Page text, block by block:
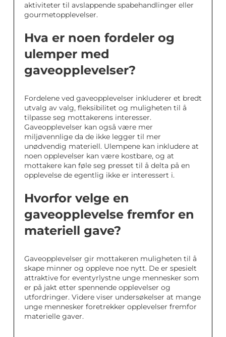
aktiviteter til avslappende spabehandlinger eller
gourmetopplevelser.
Hva er noen fordeler og
ulemper med
gaveopplevelser?
Fordelene ved gaveopplevelser inkluderer et bredt
utvalg av valg, fleksibilitet og muligheten til å
tilpasse seg mottakerens interesser.
Gaveopplevelser kan også være mer
miljøvennlige da de ikke legger til mer
unødvendig materiell. Ulempene kan inkludere at
noen opplevelser kan være kostbare, og at
mottakere kan føle seg presset til å delta på en
opplevelse de egentlig ikke er interessert i.
Hvorfor velge en
gaveopplevelse fremfor en
materiell gave?
Gaveopplevelser gir mottakeren muligheten til å
skape minner og oppleve noe nytt. De er spesielt
attraktive for eventyrlystne unge mennesker som
er på jakt etter spennende opplevelser og
utfordringer. Videre viser undersøkelser at mange
unge mennesker foretrekker opplevelser fremfor
materielle gaver.